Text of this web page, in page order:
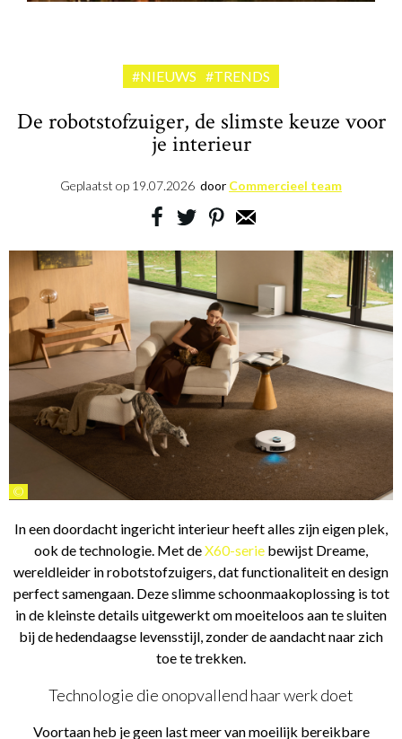
#NIEUWS #TRENDS
De robotstofzuiger, de slimste keuze voor
je interieur
Geplaatst op 19.07.2026 door Commercieel team
©
In een doordacht ingericht interieur heeft alles zijn eigen plek,
ook de technologie. Met deX60-serie bewijst Dreame,
wereldleider in robotstofzuigers, dat functionaliteit en design
perfect samengaan. Deze slimme schoonmaakoplossing is tot
in de kleinste details uitgewerkt om moeiteloos aan te sluiten
bij de hedendaagse levensstijl, zonder de aandacht naar zich
toe te trekken.
Technologie die onopvallend haar werk doet
Voortaan heb je geen last meer van moeilijk bereikbare